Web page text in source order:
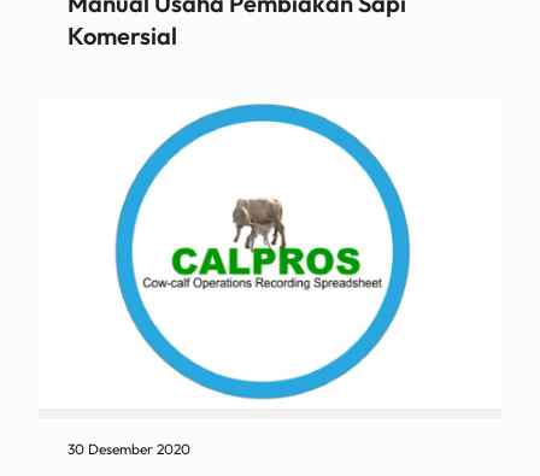
Komersial
30 Desember 2020